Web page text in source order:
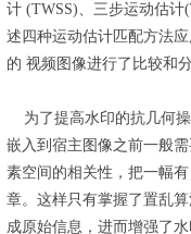
计 (TWSS)、三步运动估计
述四种运动估计匹配方法
的 视频图像进行了比较和分
为了提高水印的抗几何
嵌入到宿主图像之前一般
素空间的相关性，把一幅
章。这样只有掌握了置乱
成原始信息，进而增强了